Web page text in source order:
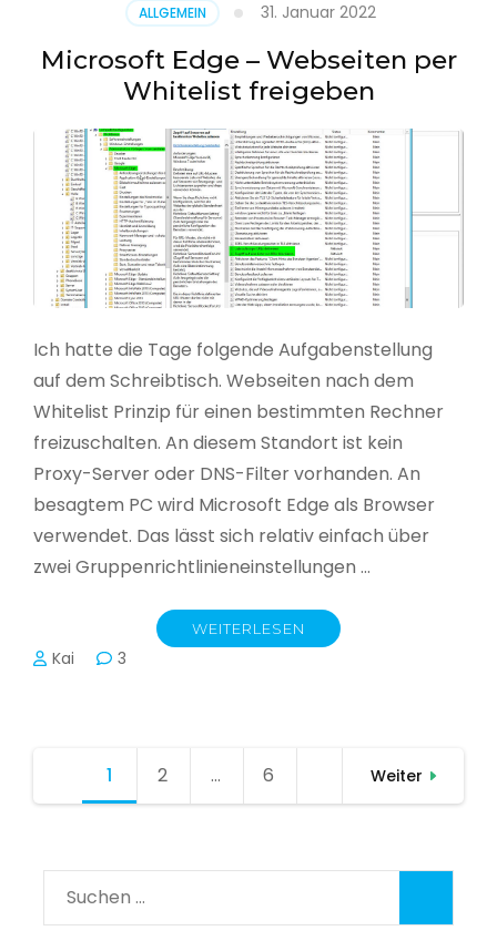
(UPN)
im
Active
Directory
ALLGEMEIN 31. Januar 2022
Microsoft Edge – Webseiten per
Whitelist freigeben
Ich hatte die Tage folgende Aufgabenstellung
auf dem Schreibtisch. Webseiten nach dem
Whitelist Prinzip für einen bestimmten Rechner
freizuschalten. An diesem Standort ist kein
Proxy-Server oder DNS-Filter vorhanden. An
besagtem PC wird Microsoft Edge als Browser
verwendet. Das lässt sich relativ einfach über
zwei Gruppenrichtlinieneinstellungen …
WEITERLESEN
Kai 3
Seitennummerierung
1 Seite
2 … Seite
6 Weiter
Suchen
nach: